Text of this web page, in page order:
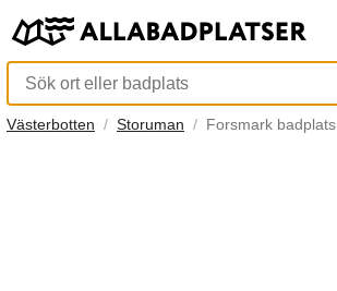
Västerbotten Storuman Forsmark badplats